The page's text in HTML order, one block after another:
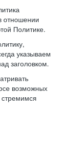
отношении
Политике.
указываем
заголовком.
возможных